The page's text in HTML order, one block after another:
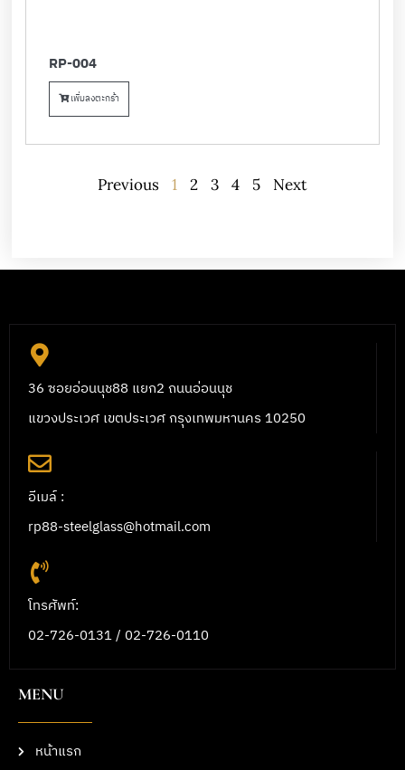
RP-004
เพิ่มลงตะกร้า
Previous 1 2 3 4 5 Next
36 ซอยอ่อนนุช88 แยก2 ถนนอ่อนนุช
แขวงประเวศ เขตประเวศ กรุงเทพมหานคร 10250
อีเมล์ :
rp88-steelglass@hotmail.com
โทรศัพท์:
02-726-0131 / 02-726-0110
MENU
หน้าแรก